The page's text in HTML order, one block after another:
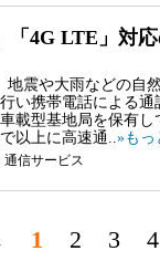
「4G LTE」対
地震や大雨などの自
い携帯電話による
載型基地局を保有
以上に高速通..»もっ
通信サービス
1 2 3 4